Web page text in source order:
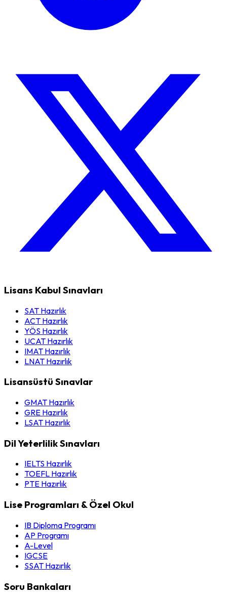
Lisans Kabul Sınavları
SAT Hazırlık
ACT Hazırlık
YÖS Hazırlık
UCAT Hazırlık
IMAT Hazırlık
LNAT Hazırlık
Lisansüstü Sınavlar
GMAT Hazırlık
GRE Hazırlık
LSAT Hazırlık
Dil Yeterlilik Sınavları
IELTS Hazırlık
TOEFL Hazırlık
PTE Hazırlık
Lise Programları & Özel Okul
IB Diploma Programı
AP Programı
A-Level
IGCSE
SSAT Hazırlık
Soru Bankaları